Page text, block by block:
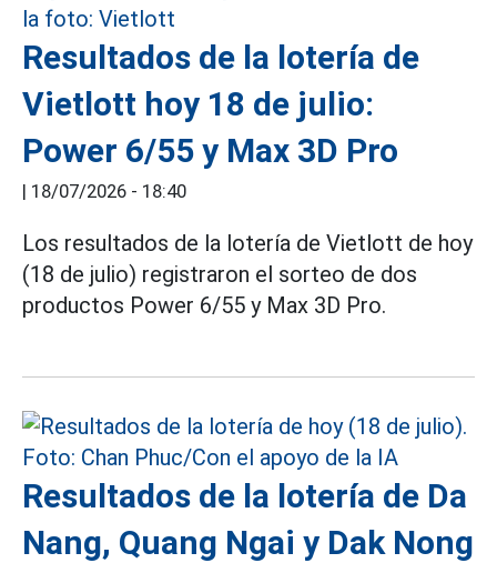
Resultados de la lotería de
Vietlott hoy 18 de julio:
Power 6/55 y Max 3D Pro
| 18/07/2026 - 18:40
Los resultados de la lotería de Vietlott de hoy
(18 de julio) registraron el sorteo de dos
productos Power 6/55 y Max 3D Pro.
Resultados de la lotería de Da
Nang, Quang Ngai y Dak Nong